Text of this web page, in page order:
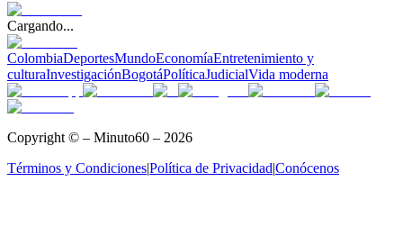
Cargando...
ColombiaDeportesMundoEconomíaEntretenimiento y
culturaInvestigaciónBogotáPolíticaJudicialVida moderna
Copyright © – Minuto60 – 2026
Términos y Condiciones|Política de Privacidad|Conócenos